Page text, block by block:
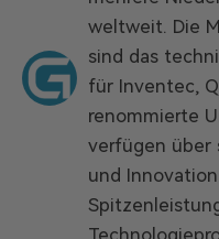
weltweit. Die
sind das
für Inventec,
renommierte
verfügen über
und